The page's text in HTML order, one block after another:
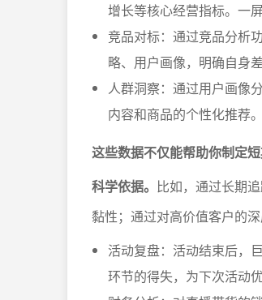
增长等核心经营指标。一
竞品对标：通过竞品分析
略、用户画像，明确自身
人群洞察：通过用户画像
内容和商品的个性化推荐。
这些数据不仅能帮助你制定
科学依据。 比如，通过长期
黏性；通过对高价值客户的
活动复盘：活动结束后，
环节的得失，为下次活动